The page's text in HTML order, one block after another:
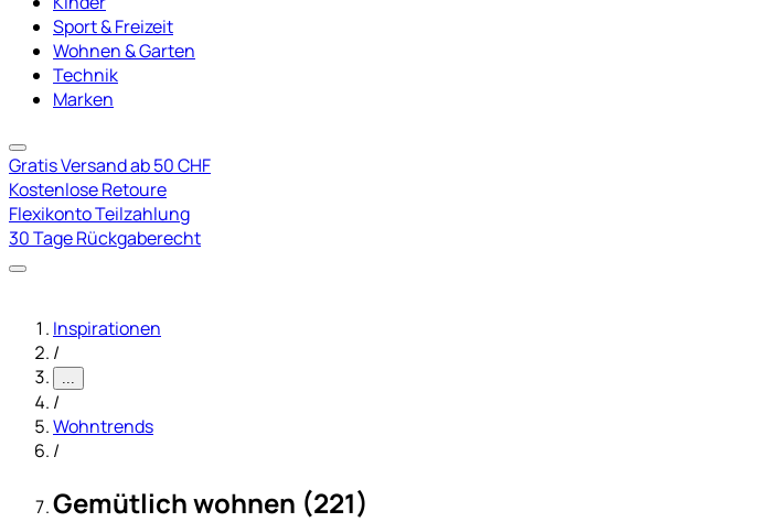
Sport & Freizeit
Wohnen & Garten
Technik
Marken
Gratis Versand ab 50 CHF
Kostenlose Retoure
Flexikonto Teilzahlung
30 Tage Rückgaberecht
Inspirationen
/
...
/
Wohntrends
/
Gemütlich wohnen (221)